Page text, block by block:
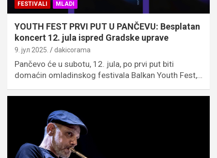
FESTIVALI MLADI
YOUTH FEST PRVI PUT U PANČEVU: Besplatan
koncert 12. jula ispred Gradske uprave
9. јул 2025. dakicorama
Pančevo će u subotu, 12. jula, po prvi put biti
domaćin omladinskog festivala Balkan Youth Fest,…